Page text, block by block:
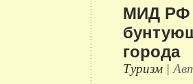
МИД РФ
города
Туризм |